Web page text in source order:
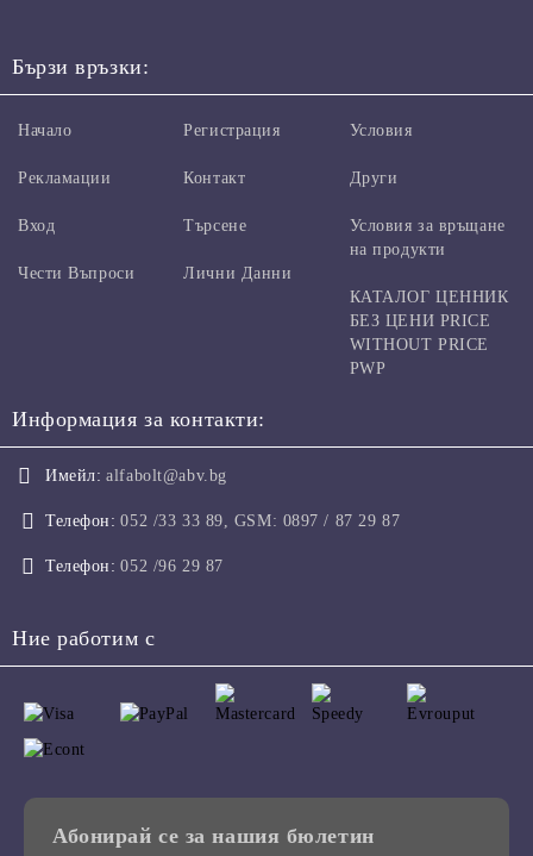
Бързи връзки:
Начало
Рекламации
Вход
Чести Въпроси
Регистрация
Контакт
Търсене
Лични Данни
Условия
Други
Условия за връщане
на продукти
КАТАЛОГ ЦЕННИК
БЕЗ ЦЕНИ PRICE
WITHOUT PRICE
PWP
Информация за контакти:
Имейл: alfabolt@abv.bg
Телефон: 052 /33 33 89, GSM: 0897 / 87 29 87
Телефон: 052 /96 29 87
Ние работим с
Абонирай се за нашия бюлетин